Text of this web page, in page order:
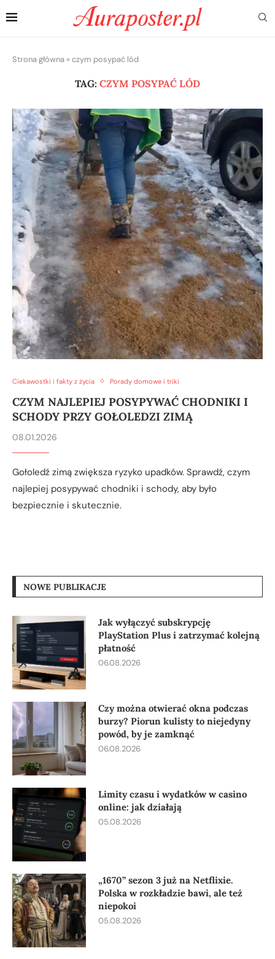
Strona główna » czym posypać lód
TAG: CZYM POSYPAĆ LÓD
Ciekawostki i fakty z życia Porady domowe i triki
CZYM NAJLEPIEJ POSYPYWAĆ CHODNIKI I
SCHODY PRZY GOŁOLEDZI ZIMĄ
08.01.2026
Gołoledź zimą zwiększa ryzyko upadków. Sprawdź, czym
najlepiej posypywać chodniki i schody, aby było
bezpiecznie i skutecznie.
NOWE PUBLIKACJE
Jak wyłączyć subskrypcję
PlayStation Plus i zatrzymać kolejną
płatność
06.08.2026
Czy można otwierać okna podczas
burzy? Piorun kulisty to niejedyny
powód, by je zamknąć
06.08.2026
Limity czasu i wydatków w casino
online: jak działają
05.08.2026
„1670” sezon 3 już na Netflixie.
Polska w rozkładzie bawi, ale też
niepokoi
05.08.2026